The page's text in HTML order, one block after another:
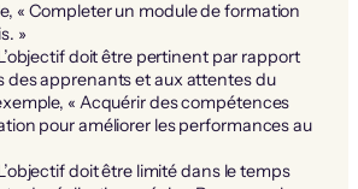
« Completer un module de formation
»
doit être pertinent par rapport
des apprenants et aux attentes du
« Acquérir des compétences
pour améliorer les performances au
doit être limité dans le temps